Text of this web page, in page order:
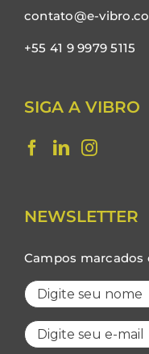
contato@e-
+55 41 9 9979 5115
SIGA A VIBRO
NEWSLETTER
Campos marcados